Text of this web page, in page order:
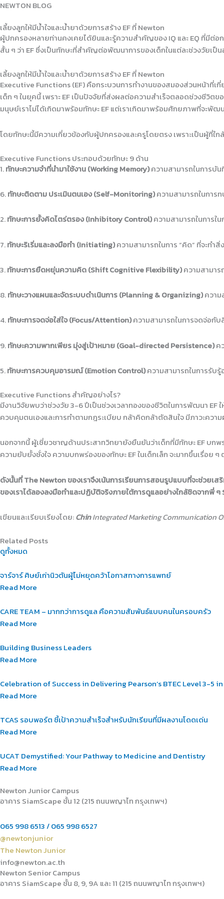
Skip
content
NEWTON BLOG
เลี้ยงลูกให้มีน้ำใจและน้ำยาด้วยการสร้าง EF ที่ Newton
ผู้ปกครองหลายท่านคงเคยได้ยินและรู้ความสำคัญของ IQ และ EQ ที่มีต่
สั้น ๆ ว่า EF ซึ่งเป็นทักษะที่สำคัญต่อพัฒนาการของเด็กในแต่ละช่วงวัยเป็
เลี้ยงลูกให้มีน้ำใจและน้ำยาด้วยการสร้าง EF ที่ Newton
Executive Functions (EF) คือกระบวนการทำงานของสมองส่วนหน้าที่เ
เด็ก ๆ ในยุคนี้ เพราะ EF เป็นปัจจัยที่ส่งผลต่อความสำเร็จตลอดช่วงชีวิต
มนุษย์เราไม่ได้เกิดมาพร้อมทักษะ EF แต่เราเกิดมาพร้อมศักยภาพที่จะพั
โดยทักษะนี้มีความเกี่ยวข้องกับผู้ปกครองและครูโดยตรง เพราะเป็นผู้ที่
Executive Functions ประกอบด้วยทักษะ 9 ด้าน
1.ทักษะความจำที่นำมาใช้งาน (Working Memory)ความสามารถในการบั
6.ทักษะติดตาม ประเมินตนเอง (Self-Monitoring)ความสามารถในการ
2.ทักษะการยั้งคิดไตร่ตรอง (Inhibitory Control)ความสามารถในการใ
7.ทักษะริเริ่มและลงมือทำ (Initiating)ความสามารถในการ “คิด” ที่จะทำสิ่
3.ทักษะการยืดหยุ่นความคิด (Shift Cognitive Flexibility)ความสามาร
8.ทักษะวางแผนและจัดระบบดำเนินการ (Planning & Organizing)ความ
4.ทักษะการจดจ่อใส่ใจ (Focus/Attention)ความสามารถในการจดจ่อกับ
9.ทักษะความพากเพียร มุ่งสู่เป้าหมาย (Goal-directed Persistence)ค
5.ทักษะการควบคุมอารมณ์ (Emotion Control)ความสามารถในการรับ
Executive Functions สำคัญอย่างไร?
มีงานวิจัยพบว่าช่วงวัย 3-6 ปีเป็นช่วงเวลาทองของชีวิตในการพัฒนา EF
ควบคุมตนเองและการทำตามกฎระเบียบ กล้าคิดกล้าตัดสินใจ มีภาวะคว
นอกจากนี้ ผู้เชี่ยวชาญด้านประสาทวิทยายังยืนยันว่าเด็กที่มีทักษะ EF บกพ
ความยับยั้งชั่งใจ ความบกพร่องของทักษะ EF ในเด็กเล็ก จะมากขึ้นเรื่อ
ดังนั้นที่ The Newton ของเราจึงเน้นการเรียนการสอนรูปแบบที่จะช่วยเ
ของเราได้ลองลงมือทำและปฏิบัติจริงภายใต้การดูแลอย่างใกล้ชิดจากพี่
เขียนและเรียบเรียงโดย:ChinIntegrated Marketing Communication
Related Posts
ดูทั้งหมด
จาร์จาร์ ศิษย์เก่านิวตันผู้ไม่หยุดคว้าโอกาสทางการแพทย์
Read More
CARE TEAM – มากกว่าการดูแล คือความสัมพันธ์แบบคนในครอบครัว
Read More
Building Business Leaders
Read More
Celebration of Success in Delivering Pearson’s BTEC Level 3-5
Read More
TCAS รอบพอร์ต ชี้เป้าความสำเร็จสำหรับนักเรียนที่มีผลงานโดดเด่น
Read More
UCAT Demystified: Your Pathway to Medicine and Dentistry
Read More
Newton Junior Campus
อาคาร SiamScape ชั้น 12 (215 ถนนพญาไท กรุงเทพฯ)
065 998 6513 / 065 998 6527
@newtonjunior
The Newton Junior
info@newton.ac.th
Newton Senior Campus
อาคาร SiamScape ชั้น 8, 9, 9A และ 11 (215 ถนนพญาไท กรุงเทพฯ)